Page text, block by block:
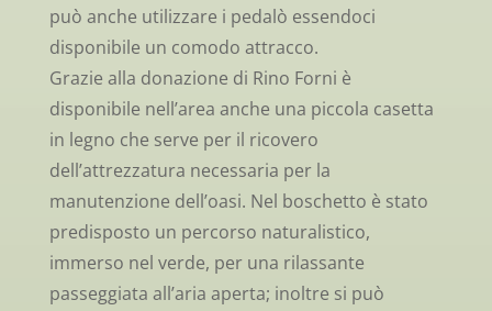
può anche utilizzare i pedalò essendoci
disponibile un comodo attracco.
Grazie alla donazione di Rino Forni è
disponibile nell’area anche una piccola casetta
in legno che serve per il ricovero
dell’attrezzatura necessaria per la
manutenzione dell’oasi. Nel boschetto è stato
predisposto un percorso naturalistico,
immerso nel verde, per una rilassante
passeggiata all’aria aperta; inoltre si può